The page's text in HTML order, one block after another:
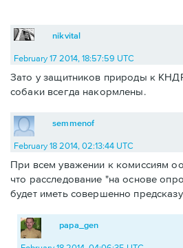
nikvital
February 17 2014, 18:57:59 UTC
Зато у защитников природы к
собаки всегда накормлены.
semmenof
February 18 2014, 02:13:44 UTC
При всем уважении к комиссиям
что расследование "на основе
будет иметь совершенно
papa_gen